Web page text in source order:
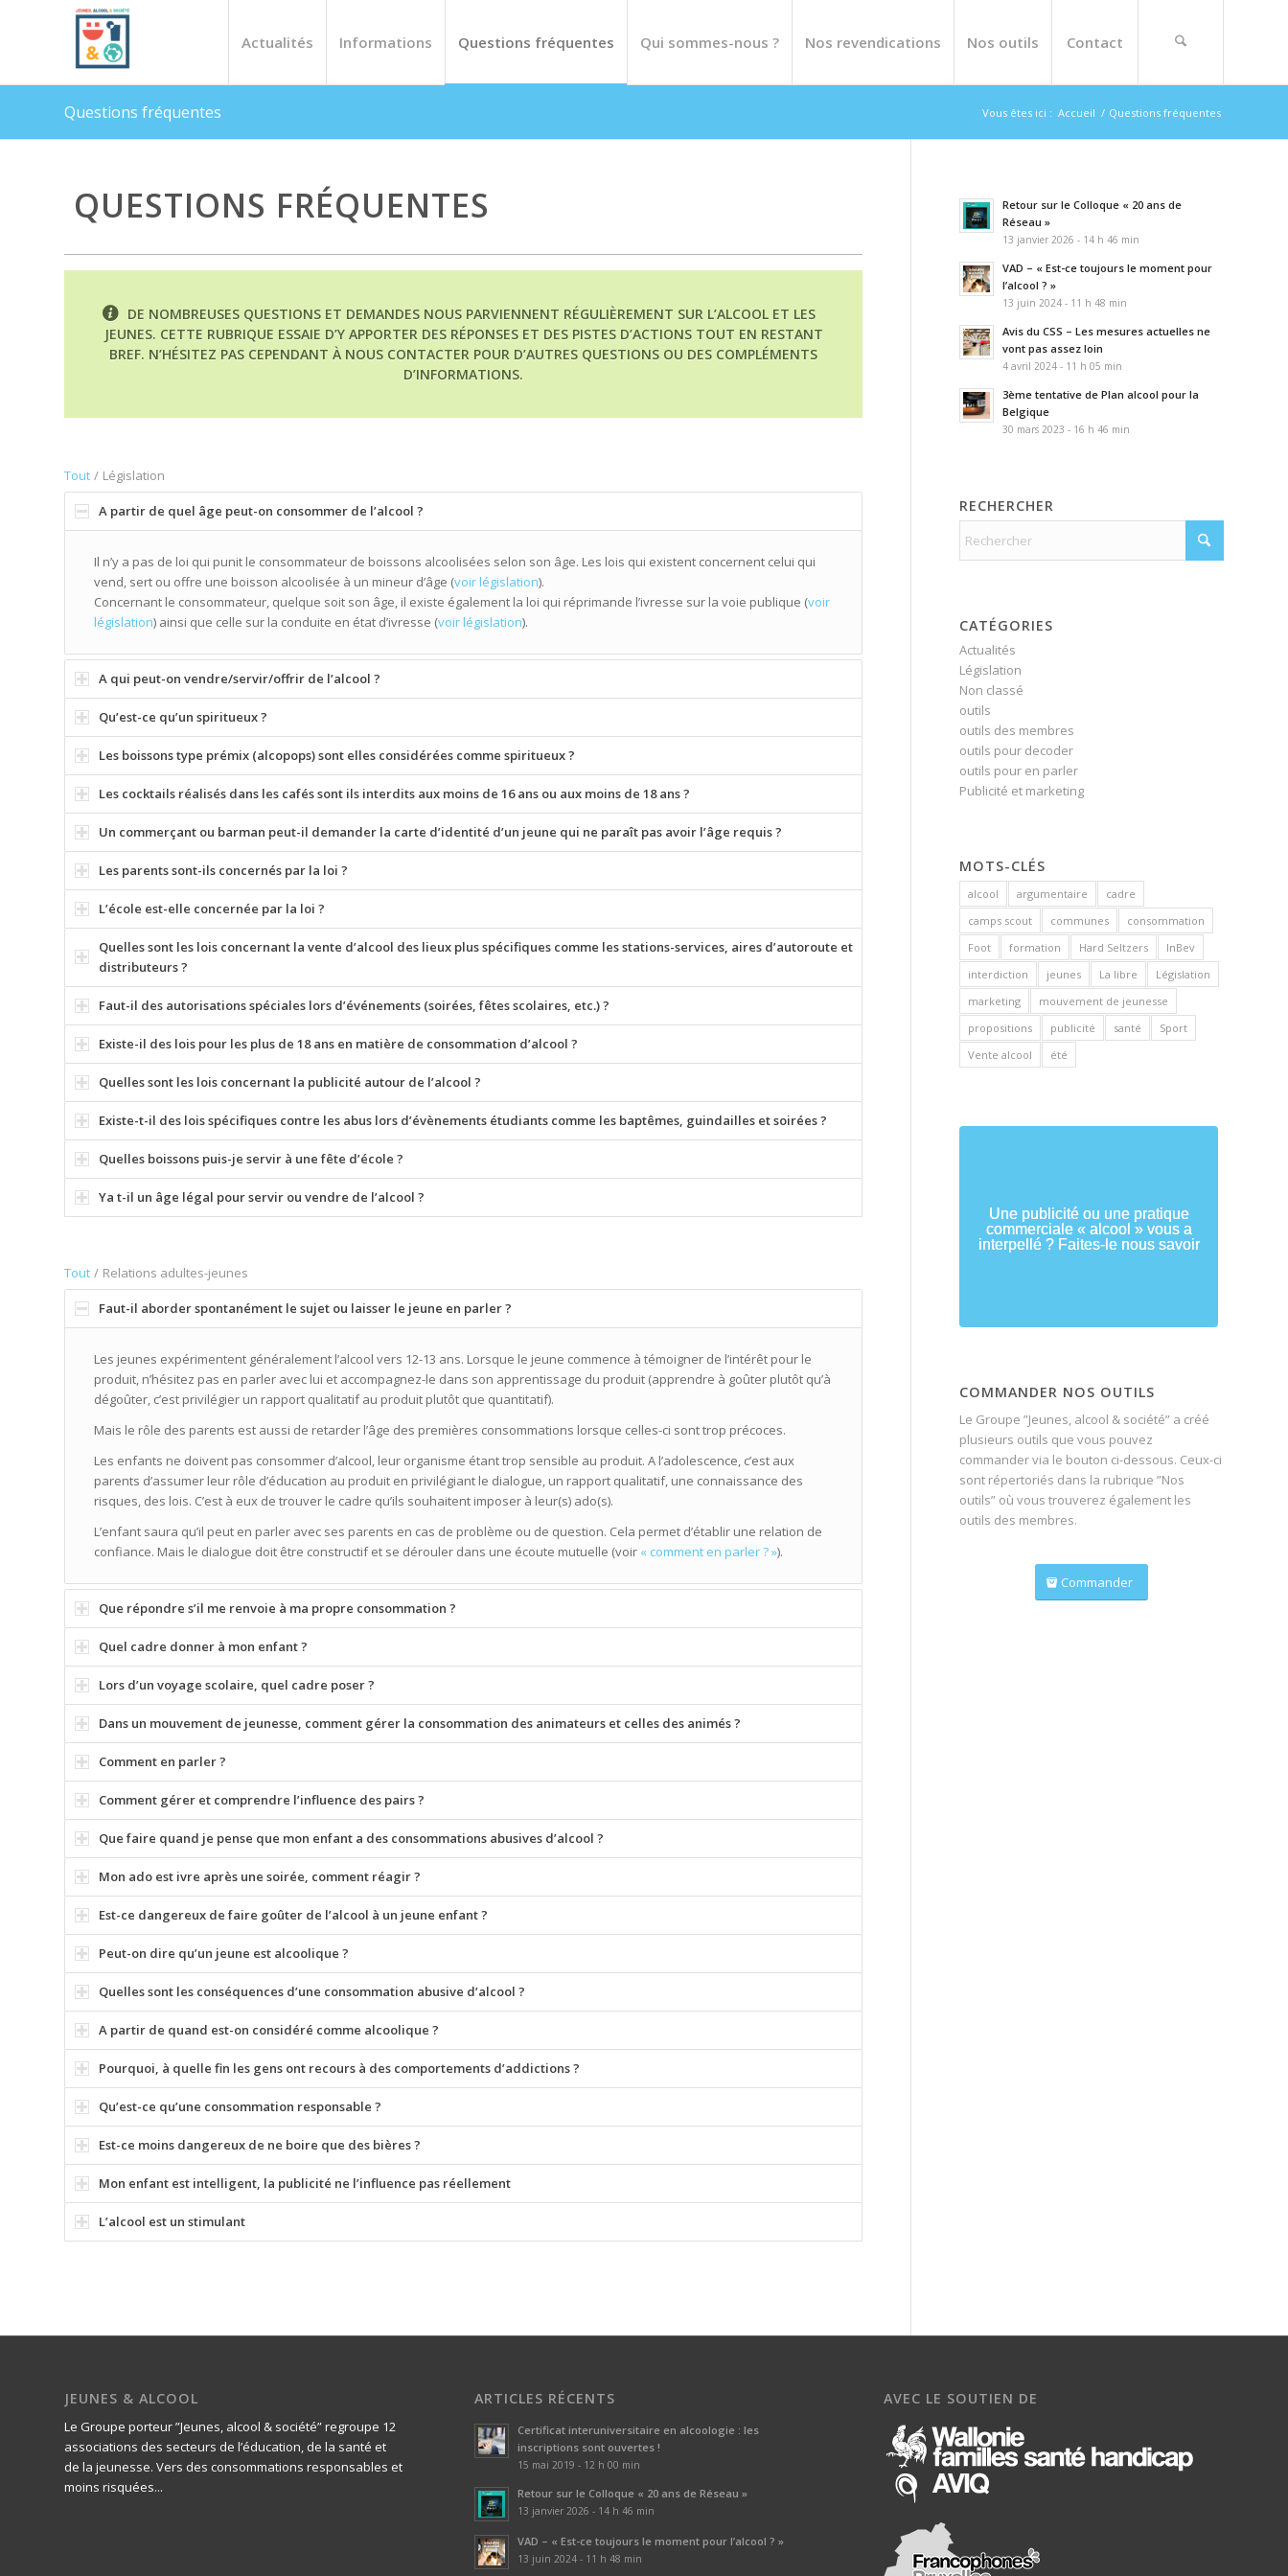
Actualités Informations Questions fréquentes Qui sommes-nous ? Nos revendications Nos outils Contact
Questions fréquentes Vous êtes ici : Accueil / Questions fréquentes
QUESTIONS FRÉQUENTES
DE NOMBREUSES QUESTIONS ET DEMANDES NOUS PARVIENNENT RÉGULIÈREMENT SUR L’ALCOOL ET LES
JEUNES. CETTE RUBRIQUE ESSAIE D’Y APPORTER DES RÉPONSES ET DES PISTES D’ACTIONS TOUT EN RESTANT
BREF. N’HÉSITEZ PAS CEPENDANT À NOUS CONTACTER POUR D’AUTRES QUESTIONS OU DES COMPLÉMENTS
D’INFORMATIONS.
Tout / Législation
A partir de quel âge peut-on consommer de l’alcool ?
Il n’y a pas de loi qui punit le consommateur de boissons alcoolisées selon son âge. Les lois qui existent concernent celui qui
vend, sert ou offre une boisson alcoolisée à un mineur d’âge (voir législation).
Concernant le consommateur, quelque soit son âge, il existe également la loi qui réprimande l’ivresse sur la voie publique (voir
législation) ainsi que celle sur la conduite en état d’ivresse (voir législation).
A qui peut-on vendre/servir/offrir de l’alcool ?
Qu’est-ce qu’un spiritueux ?
Les boissons type prémix (alcopops) sont elles considérées comme spiritueux ?
Les cocktails réalisés dans les cafés sont ils interdits aux moins de 16 ans ou aux moins de 18 ans ?
Un commerçant ou barman peut-il demander la carte d’identité d’un jeune qui ne paraît pas avoir l’âge requis ?
Les parents sont-ils concernés par la loi ?
L’école est-elle concernée par la loi ?
Quelles sont les lois concernant la vente d’alcool des lieux plus spécifiques comme les stations-services, aires d’autoroute et
distributeurs ?
Faut-il des autorisations spéciales lors d’événements (soirées, fêtes scolaires, etc.) ?
Existe-il des lois pour les plus de 18 ans en matière de consommation d’alcool ?
Quelles sont les lois concernant la publicité autour de l’alcool ?
Existe-t-il des lois spécifiques contre les abus lors d’évènements étudiants comme les baptêmes, guindailles et soirées ?
Quelles boissons puis-je servir à une fête d’école ?
Ya t-il un âge légal pour servir ou vendre de l’alcool ?
Tout / Relations adultes-jeunes
Faut-il aborder spontanément le sujet ou laisser le jeune en parler ?
Les jeunes expérimentent généralement l’alcool vers 12-13 ans. Lorsque le jeune commence à témoigner de l’intérêt pour le
produit, n’hésitez pas en parler avec lui et accompagnez-le dans son apprentissage du produit (apprendre à goûter plutôt qu’à
dégoûter, c’est privilégier un rapport qualitatif au produit plutôt que quantitatif).
Mais le rôle des parents est aussi de retarder l’âge des premières consommations lorsque celles-ci sont trop précoces.
Les enfants ne doivent pas consommer d’alcool, leur organisme étant trop sensible au produit. A l’adolescence, c’est aux
parents d’assumer leur rôle d’éducation au produit en privilégiant le dialogue, un rapport qualitatif, une connaissance des
risques, des lois. C’est à eux de trouver le cadre qu’ils souhaitent imposer à leur(s) ado(s).
L’enfant saura qu’il peut en parler avec ses parents en cas de problème ou de question. Cela permet d’établir une relation de
confiance. Mais le dialogue doit être constructif et se dérouler dans une écoute mutuelle (voir « comment en parler ? »).
Que répondre s’il me renvoie à ma propre consommation ?
Quel cadre donner à mon enfant ?
Lors d’un voyage scolaire, quel cadre poser ?
Dans un mouvement de jeunesse, comment gérer la consommation des animateurs et celles des animés ?
Comment en parler ?
Comment gérer et comprendre l’influence des pairs ?
Que faire quand je pense que mon enfant a des consommations abusives d’alcool ?
Mon ado est ivre après une soirée, comment réagir ?
Est-ce dangereux de faire goûter de l’alcool à un jeune enfant ?
Peut-on dire qu’un jeune est alcoolique ?
Quelles sont les conséquences d’une consommation abusive d’alcool ?
A partir de quand est-on considéré comme alcoolique ?
Pourquoi, à quelle fin les gens ont recours à des comportements d’addictions ?
Qu’est-ce qu’une consommation responsable ?
Est-ce moins dangereux de ne boire que des bières ?
Mon enfant est intelligent, la publicité ne l’influence pas réellement
L’alcool est un stimulant
Retour sur le Colloque « 20 ans de
Réseau »
13 janvier 2026 - 14 h 46 min
VAD – « Est-ce toujours le moment pour
l’alcool ? »
13 juin 2024 - 11 h 48 min
Avis du CSS – Les mesures actuelles ne
vont pas assez loin
4 avril 2024 - 11 h 05 min
3ème tentative de Plan alcool pour la
Belgique
30 mars 2023 - 16 h 46 min
RECHERCHER
CATÉGORIES
Actualités
Législation
Non classé
outils
outils des membres
outils pour decoder
outils pour en parler
Publicité et marketing
MOTS-CLÉS
alcool argumentaire
cadre
camps scout
communes
consommation
Foot
formation Hard Seltzers
InBev
interdiction
jeunes La libre
Législation
marketing
mouvement de jeunesse
propositions
publicité santé
Sport
Vente alcool
été
Une publicité ou une pratique
commerciale « alcool » vous a
interpellé ? Faites-le nous savoir
COMMANDER NOS OUTILS
Le Groupe ”Jeunes, alcool & société” a créé
plusieurs outils que vous pouvez
commander via le bouton ci-dessous. Ceux-ci
sont répertoriés dans la rubrique ”Nos
outils” où vous trouverez également les
outils des membres.
Commander
JEUNES & ALCOOL
Le Groupe porteur ”Jeunes, alcool & société” regroupe 12
associations des secteurs de l’éducation, de la santé et
de la jeunesse. Vers des consommations responsables et
moins risquées...
ARTICLES RÉCENTS
Certificat interuniversitaire en alcoologie : les
inscriptions sont ouvertes !
15 mai 2019 - 12 h 00 min
Retour sur le Colloque « 20 ans de Réseau »
13 janvier 2026 - 14 h 46 min
VAD – « Est-ce toujours le moment pour l’alcool ? »
13 juin 2024 - 11 h 48 min
AVEC LE SOUTIEN DE